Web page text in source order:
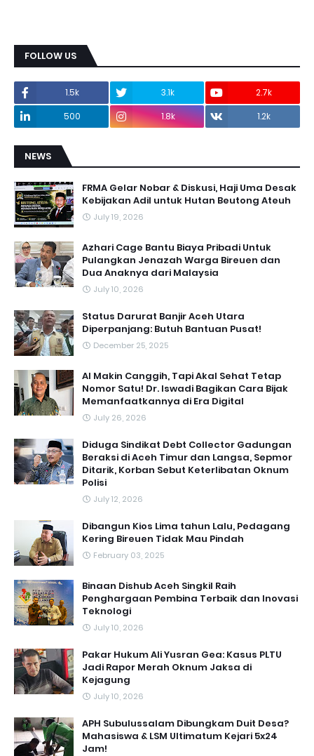
FOLLOW US
1.5k 3.1k
2.7k
500
1.8k 1.2k
NEWS
FRMA Gelar Nobar & Diskusi, Haji Uma Desak
Kebijakan Adil untuk Hutan Beutong Ateuh
July 19, 2026
Azhari Cage Bantu Biaya Pribadi Untuk
Pulangkan Jenazah Warga Bireuen dan
Dua Anaknya dari Malaysia
July 10, 2026
Status Darurat Banjir Aceh Utara
Diperpanjang: Butuh Bantuan Pusat!
December 25, 2025
AI Makin Canggih, Tapi Akal Sehat Tetap
Nomor Satu! Dr. Iswadi Bagikan Cara Bijak
Memanfaatkannya di Era Digital
July 26, 2026
Diduga Sindikat Debt Collector Gadungan
Beraksi di Aceh Timur dan Langsa, Sepmor
Ditarik, Korban Sebut Keterlibatan Oknum
Polisi
July 12, 2026
Dibangun Kios Lima tahun Lalu, Pedagang
Kering Bireuen Tidak Mau Pindah
February 03, 2025
Binaan Dishub Aceh Singkil Raih
Penghargaan Pembina Terbaik dan Inovasi
Teknologi
July 10, 2026
Pakar Hukum Ali Yusran Gea: Kasus PLTU
Jadi Rapor Merah Oknum Jaksa di
Kejagung
July 10, 2026
APH Subulussalam Dibungkam Duit Desa?
Mahasiswa & LSM Ultimatum Kejari 5x24
Jam!